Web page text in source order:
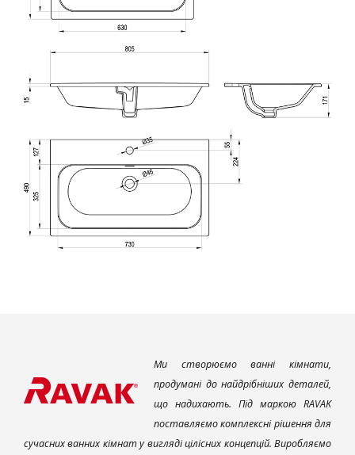
Ми створюємо ванні кімнати,
продумані до найдрібніших деталей,
що надихають. Під маркою RAVAK
поставляємо комплексні рішення для
сучасних ванних кімнат у вигляді цілісних концепцій. Виробляємо